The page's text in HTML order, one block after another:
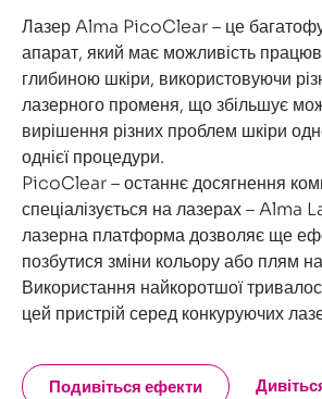
Лазер Alma PicoClear – це
апарат, який має можливість
глибиною шкіри, використовуючи
лазерного променя, що збільшує
вирішення різних проблем шкіри
однієї процедури.
PicoClear – останнє досягнення
спеціалізується на лазерах – Alma
лазерна платформа дозволяє ще
позбутися зміни кольору або плям на
Використання найкоротшої
цей пристрій серед конкуруючих
Подивіться ефекти